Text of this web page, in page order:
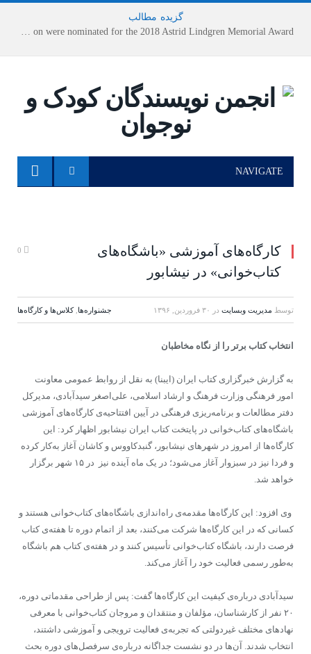
گزیده مطالب
NAVIGATE
کارگاه‌های آموزشی «باشگاه‌های
کتاب‌خوانی» در نیشابور
توسط مدیریت وبسایت در ۳۰ فروردین, ۱۳۹۶ جشنواره‌ها ,کلاس‌ها و کارگاه‌ها
انتخاب کتاب برتر را از نگاه مخاطبان
به گزارش خبرگزاری کتاب ایران (ایبنا) به نقل از روابط عمومی معاونت
امور فرهنگی وزارت فرهنگ و ارشاد اسلامی، علی‌اصغر سیدآبادی، مدیرکل
دفتر مطالعات و برنامه‌ریزی فرهنگی در آیین افتتاحیه‌ی کارگاه‌های آموزشی
باشگاه‌های کتاب‌خوانی در پایتخت کتاب ایران نیشابور اظهار کرد: این
کارگاه‌ها از امروز در شهرهای نیشابور، گنبدکاووس و کاشان آغاز به‌کار کرده
و فردا نیز در سبزوار آغاز می‌شود؛ در یک ماه آینده نیز در ١۵ شهر برگزار
خواهد شد.
وی افزود: این کارگاهها مقدمه‌ی راه‌اندازی باشگاه‌های کتاب‌خوانی هستند و
کسانی که در این کارگاه‌ها شرکت می‌کنند، بعد از اتمام دوره تا هفته‌ی کتاب
فرصت دارند، باشگاه کتاب‌خوانی تأسیس کنند و در هفته‌ی کتاب هم باشگاه
به‌طور رسمی فعالیت خود را آغاز می‌کند.
سیدآبادی درباره‌ی کیفیت این کارگاه‌ها گفت: پس از طراحی مقدماتی دوره،
٢٠ نفر از کارشناسان، مؤلفان و منتقدان و مروجان کتاب‌خوانی با معرفی
نهادهای مختلف غیردولتی که تجربه‌ی فعالیت ترویجی و آموزشی داشتند،
انتخاب شدند. آن‌ها در دو نشست جداگانه درباره‌ی سرفصل‌های دوره بحث